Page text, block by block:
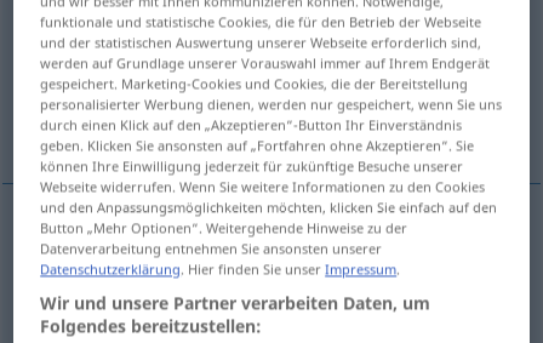
Übersicht aller Übersetzungen
(Für mehr Details die Übersetzung anklicken/antippen)
Liebelei, Zeitvertreib
Liebeleif devaneo(≈ amorío)
Zeitvertreibm devaneo(≈ distracción)
funktionale und statistische Cookies, die für den Betrieb der Webseite
und der statistischen Auswertung unserer Webseite erforderlich sind,
werden auf Grundlage unserer Vorauswahl immer auf Ihrem Endgerät
gespeichert. Marketing-Cookies und Cookies, die der Bereitstellung
personalisierter Werbung dienen, werden nur gespeichert, wenn Sie uns
durch einen Klick auf den „Akzeptieren“-Button Ihr Einverständnis
geben. Klicken Sie ansonsten auf „Fortfahren ohne Akzeptieren“. Sie
können Ihre Einwilligung jederzeit für zukünftige Besuche unserer
Webseite widerrufen. Wenn Sie weitere Informationen zu den Cookies
und den Anpassungsmöglichkeiten möchten, klicken Sie einfach auf den
Button „Mehr Optionen“. Weitergehende Hinweise zu der
Datenverarbeitung entnehmen Sie ansonsten unserer
Datenschutzerklärung. Hier finden Sie unserImpressum.
Wir und unsere Partner verarbeiten Daten, um
Folgendes bereitzustellen: